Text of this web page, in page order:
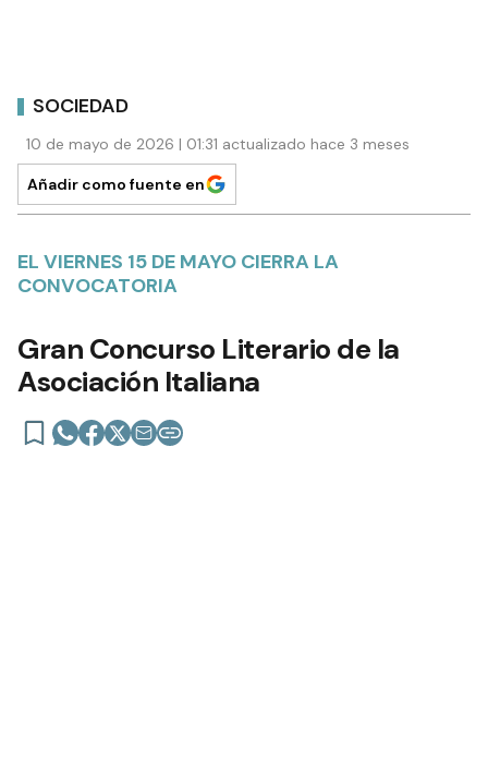
SOCIEDAD
10 de mayo de 2026 | 01:31 actualizado hace 3 meses
Añadir como fuente en
EL VIERNES 15 DE MAYO CIERRA LA
CONVOCATORIA
Gran Concurso Literario de la
Asociación Italiana